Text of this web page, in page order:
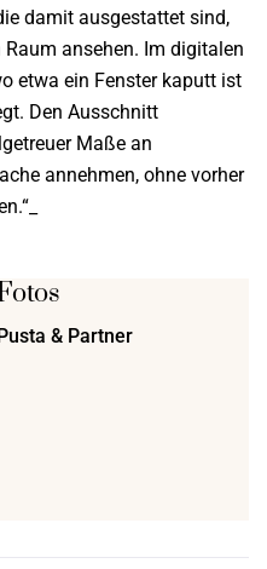
damit ausgestattet sind,
ansehen. Im digitalen
etwa ein Fenster kaputt ist
Den Ausschnitt
Maße an
annehmen, ohne vorher
Pusta & Partner